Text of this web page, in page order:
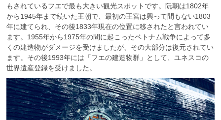
もされているフエで最も大きい観光スポットです。阮朝は1802年
から1945年まで続いた王朝で、最初の王宮は興って間もない1803
年に建てられ、その後1833年現在の位置に移されたと言われてい
ます。1955年から1975年の間に起こったベトナム戦争によって多
くの建造物がダメージを受けましたが、その大部分は復元されてい
ます。その後1993年には「フエの建造物群」として、ユネスコの
世界遺産登録を受けました。